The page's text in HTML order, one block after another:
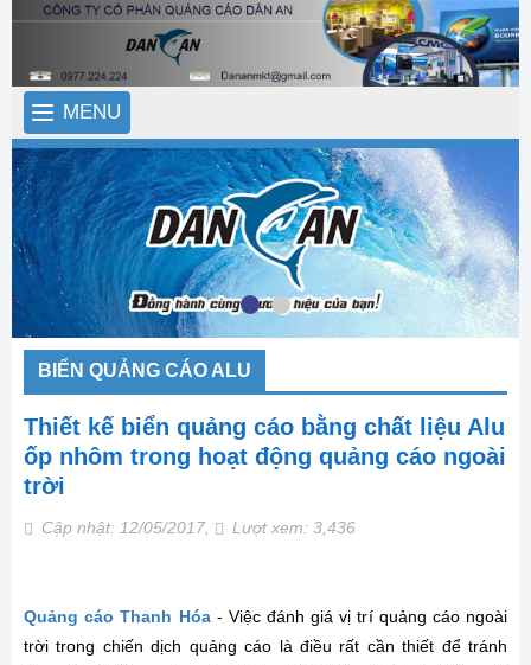
MENU
BIỂN QUẢNG CÁO ALU
Thiết kế biển quảng cáo bằng chất liệu Alu
ốp nhôm trong hoạt động quảng cáo ngoài
trời
Cập nhật: 12/05/2017, Lượt xem: 3,436
Quảng cáo Thanh Hóa- Việc đánh giá vị trí quảng cáo ngoài
trời trong chiến dịch quảng cáo là điều rất cần thiết để tránh